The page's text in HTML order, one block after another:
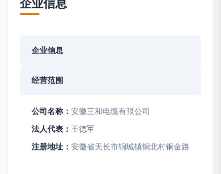
企业信息
企业信息
经营范围
公司名称： 安徽三和电缆有限公司
法人代表： 王德军
注册地址： 安徽省天长市铜城镇铜北村铜金路